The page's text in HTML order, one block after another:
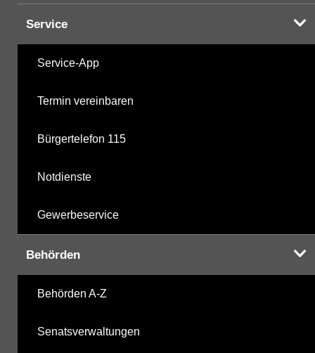
Service
Service-App
Termin vereinbaren
Bürgertelefon 115
Notdienste
Gewerbeservice
Behörden
Behörden A-Z
Senatsverwaltungen